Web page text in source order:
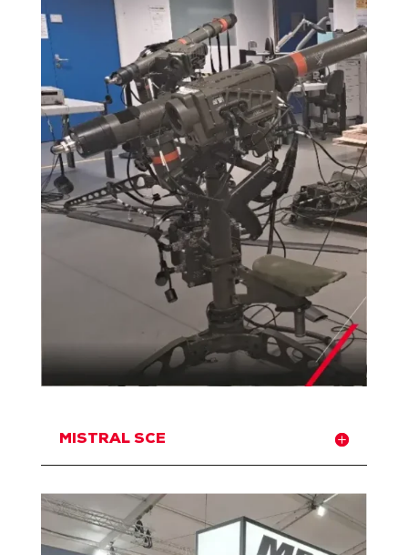
MISTRAL SCE